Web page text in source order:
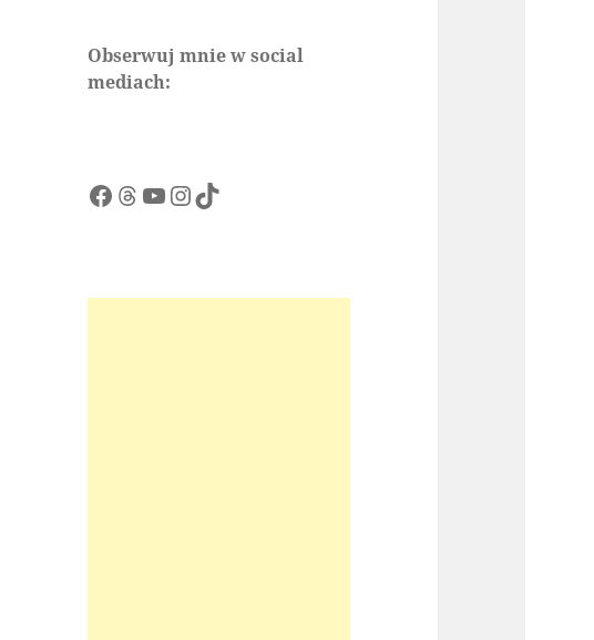
Obserwuj mnie w social
mediach:
Facebook
Threads
YouTube
Instagram
TikTok